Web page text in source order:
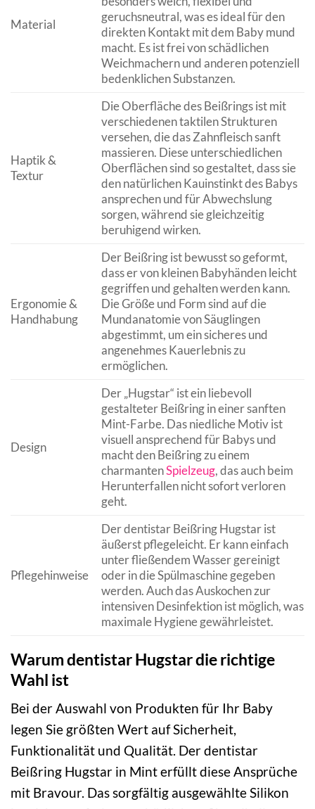
Material
geruchsneutral, was es ideal für den
direkten Kontakt mit dem Baby mund
macht. Es ist frei von schädlichen
Weichmachern und anderen potenziell
bedenklichen Substanzen.
Haptik &
Textur
Die Oberfläche des Beißrings ist mit
verschiedenen taktilen Strukturen
versehen, die das Zahnfleisch sanft
massieren. Diese unterschiedlichen
Oberflächen sind so gestaltet, dass sie
den natürlichen Kauinstinkt des Babys
ansprechen und für Abwechslung
sorgen, während sie gleichzeitig
beruhigend wirken.
Ergonomie &
Handhabung
Der Beißring ist bewusst so geformt,
dass er von kleinen Babyhänden leicht
gegriffen und gehalten werden kann.
Die Größe und Form sind auf die
Mundanatomie von Säuglingen
abgestimmt, um ein sicheres und
angenehmes Kauerlebnis zu
ermöglichen.
Design
Der „Hugstar“ ist ein liebevoll
gestalteter Beißring in einer sanften
Mint-Farbe. Das niedliche Motiv ist
visuell ansprechend für Babys und
macht den Beißring zu einem
charmantenSpielzeug, das auch beim
Herunterfallen nicht sofort verloren
geht.
Pflegehinweise
Der dentistar Beißring Hugstar ist
äußerst pflegeleicht. Er kann einfach
unter fließendem Wasser gereinigt
oder in die Spülmaschine gegeben
werden. Auch das Auskochen zur
intensiven Desinfektion ist möglich, was
maximale Hygiene gewährleistet.
Warum dentistar Hugstar die richtige
Wahl ist
Bei der Auswahl von Produkten für Ihr Baby
legen Sie größten Wert auf Sicherheit,
Funktionalität und Qualität. Der dentistar
Beißring Hugstar in Mint erfüllt diese Ansprüche
mit Bravour. Das sorgfältig ausgewählte Silikon